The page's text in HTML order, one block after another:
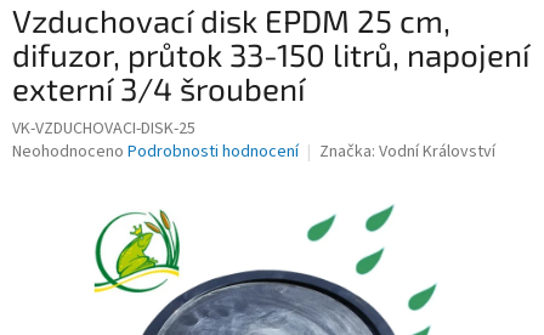
Vzduchovací disk EPDM 25 cm,
difuzor, průtok 33-150 litrů, napojení
externí 3/4 šroubení
VK-VZDUCHOVACI-DISK-25
Průměrné
Neohodnoceno Podrobnosti hodnocení Značka: Vodní Království